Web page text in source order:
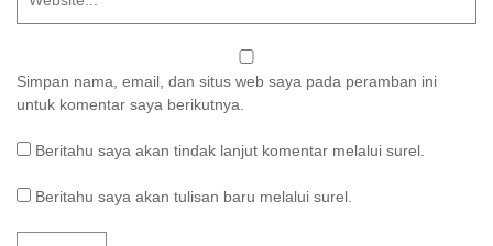
Simpan nama, email, dan situs web saya pada peramban ini
untuk komentar saya berikutnya.
Beritahu saya akan tindak lanjut komentar melalui surel.
Beritahu saya akan tulisan baru melalui surel.